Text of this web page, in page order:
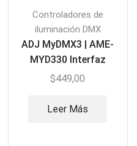
Controladores de
iluminación DMX
ADJ MyDMX3 | AME-
MYD330 Interfaz
Controlador DMX
$449,00
Leer Más